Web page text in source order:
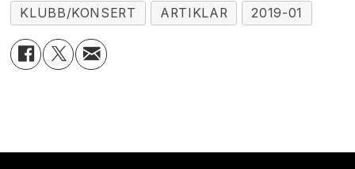
KLUBB/KONSERT
ARTIKLAR 2019-01